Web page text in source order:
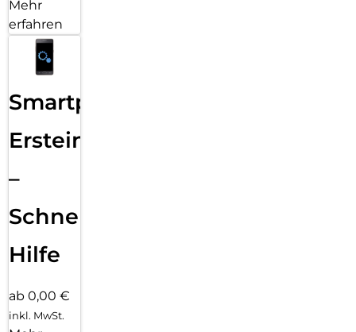
Mehr
erfahren
Handy
Umzug
gemacht!
inkl. MwSt.
Mehr